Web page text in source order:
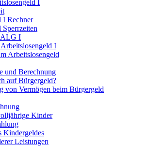
I
I Rechner
Sperrzeiten
ALG I
I
Arbeitslosengeld
und Berechnung
auf Bürgergeld?
von Vermögen beim Bürgergeld
Kinder
Kindergeldes
Leistungen